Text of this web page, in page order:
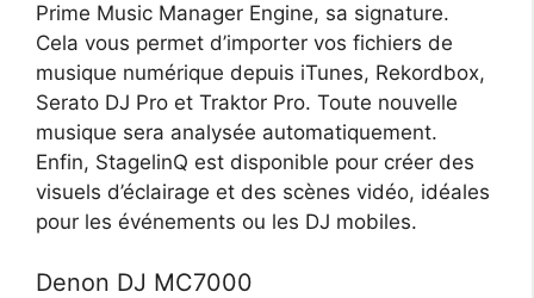
Prime Music Manager Engine, sa signature.
Cela vous permet d’importer vos fichiers de
musique numérique depuis iTunes, Rekordbox,
Serato DJ Pro et Traktor Pro. Toute nouvelle
musique sera analysée automatiquement.
Enfin, StagelinQ est disponible pour créer des
visuels d’éclairage et des scènes vidéo, idéales
pour les événements ou les DJ mobiles.
Denon DJ MC7000